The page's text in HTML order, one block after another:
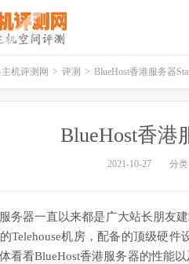
机评测网 > 评测 > BlueHost香港服务器
BlueHost香港
2021-10-27 分类
务器一直以来都是广大站长朋友
Telehouse机房，配备的顶级硬
看看BlueHost香港服务器的性能